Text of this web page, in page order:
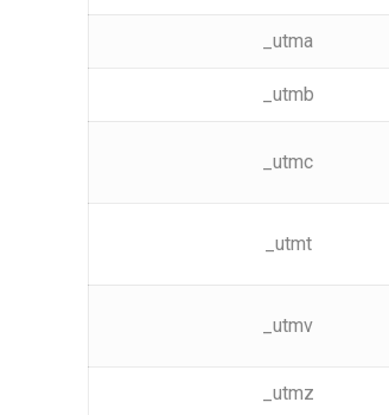
_utma
_utmb
_utmc
_utmt
_utmv
_utmz